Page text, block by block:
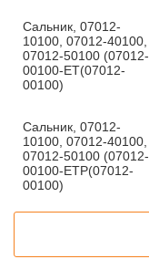
Сальник, 07012-
10100, 07012-40100,
07012-50100 (07012-
00100-ET(07012-
00100)
Сальник, 07012-
10100, 07012-40100,
07012-50100 (07012-
00100-ETP(07012-
00100)